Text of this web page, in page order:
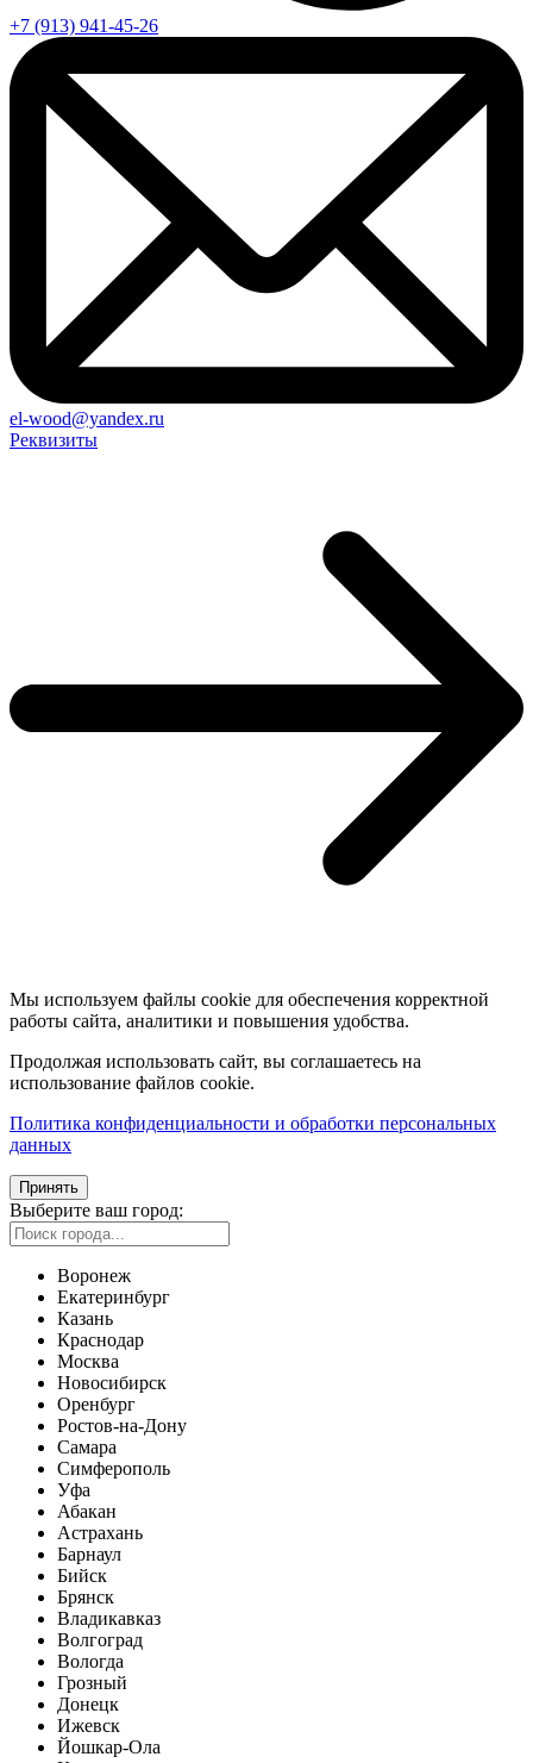
+7 (913) 941-45-26
el-wood@yandex.ru
Реквизиты
Мы используем файлы cookie для обеспечения корректной
работы сайта, аналитики и повышения удобства.
Продолжая использовать сайт, вы соглашаетесь на
использование файлов cookie.
Политика конфиденциальности и обработки персональных
данных
Принять
Выберите ваш город:
Воронеж
Екатеринбург
Казань
Краснодар
Москва
Новосибирск
Оренбург
Ростов-на-Дону
Самара
Симферополь
Уфа
Абакан
Астрахань
Барнаул
Бийск
Брянск
Владикавказ
Волгоград
Вологда
Грозный
Донецк
Ижевск
Йошкар-Ола